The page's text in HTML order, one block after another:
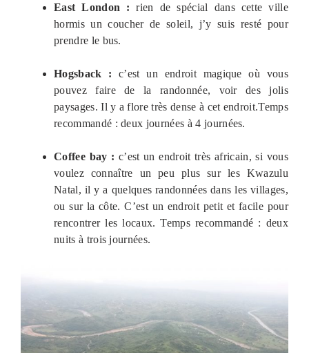
East London : rien de spécial dans cette ville
hormis un coucher de soleil, j’y suis resté pour
prendre le bus.
Hogsback : c’est un endroit magique où vous
pouvez faire de la randonnée, voir des jolis
paysages. Il y a flore très dense à cet endroit.Temps
recommandé : deux journées à 4 journées.
Coffee bay : c’est un endroit très africain, si vous
voulez connaître un peu plus sur les Kwazulu
Natal, il y a quelques randonnées dans les villages,
ou sur la côte. C’est un endroit petit et facile pour
rencontrer les locaux. Temps recommandé : deux
nuits à trois journées.